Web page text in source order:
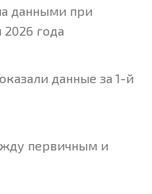
данными при
года
данные за 1-й
первичным и